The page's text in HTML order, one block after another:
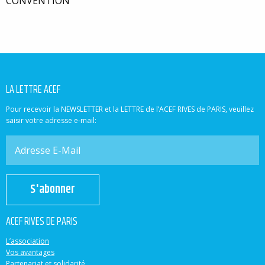
LA LETTRE ACEF
Pour recevoir la NEWSLETTER et la LETTRE de l’ACEF RIVES de PARIS, veuillez
saisir votre adresse e-mail:
S'abonner
ACEF RIVES DE PARIS
L’association
Vos avantages